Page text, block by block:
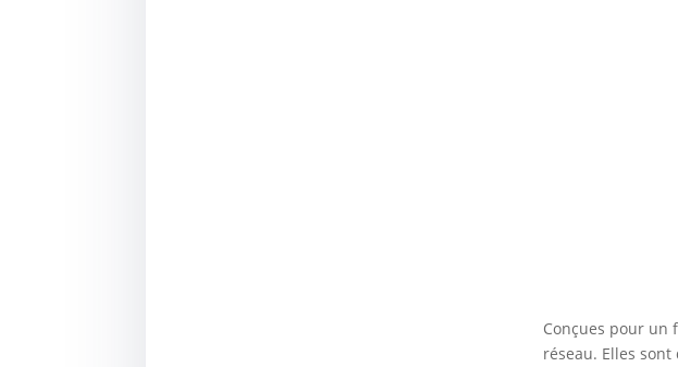
Conçues pour un
réseau. Elles